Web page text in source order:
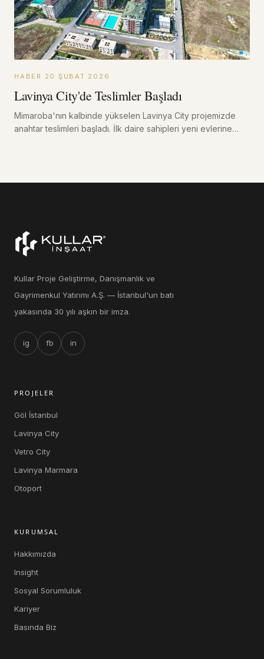
HABER 20 ŞUBAT 2026
Lavinya City'de Teslimler Başladı
Mimaroba'nın kalbinde yükselen Lavinya City projemizde
anahtar teslimleri başladı. İlk daire sahipleri yeni evlerine
Kullar Proje Geliştirme, Danışmanlık ve
Gayrimenkul Yatırımı A.Ş. — İstanbul'un batı
yakasında 30 yılı aşkın bir imza.
ig fb in
PROJELER
Göl İstanbul
Lavinya City
Vetro City
Lavinya Marmara
Otoport
KURUMSAL
Hakkımızda
Insight
Sosyal Sorumluluk
Kariyer
Basında Biz